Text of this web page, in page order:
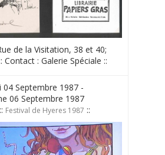
de la Visitation, 38 et 40;
Contact : Galerie Spéciale ::
04 Septembre 1987 -
06 Septembre 1987
Festival de Hyeres 1987 ::